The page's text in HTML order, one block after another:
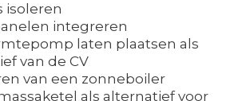
isoleren
integreren
laten plaatsen als
van de CV
van een zonneboiler
als alternatief voor